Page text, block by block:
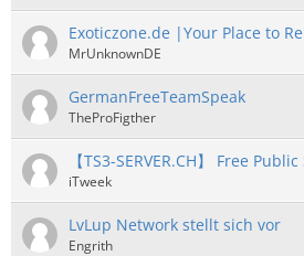
Exoticzone.de |Your Place to
MrUnknownDE
GermanFreeTeamSpeak
TheProFigther
【TS3-SERVER.CH】 Free
iTweek
LvLup Network stellt sich vor
Engrith